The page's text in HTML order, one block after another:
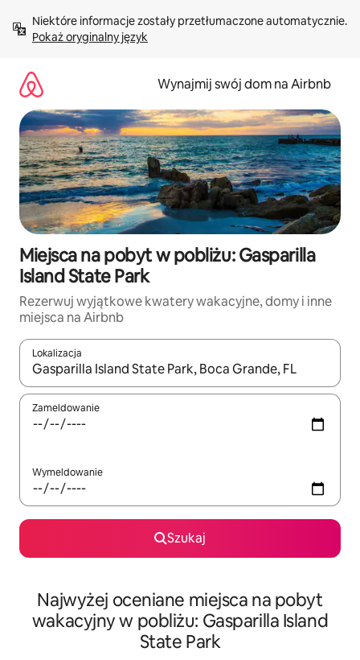
treści Pokaż oryginalny język
Wynajmij swój dom na Airbnb
Miejsca na pobyt w pobliżu: Gasparilla
Island State Park
Rezerwuj wyjątkowe kwatery wakacyjne, domy i inne
miejsca na Airbnb
Lokalizacja
Gdy wyniki będą dostępne, możesz poruszać się po nich za
Zameldowanie
Wymeldowanie
Szukaj
Najwyżej oceniane miejsca na pobyt
wakacyjny w pobliżu: Gasparilla Island
State Park